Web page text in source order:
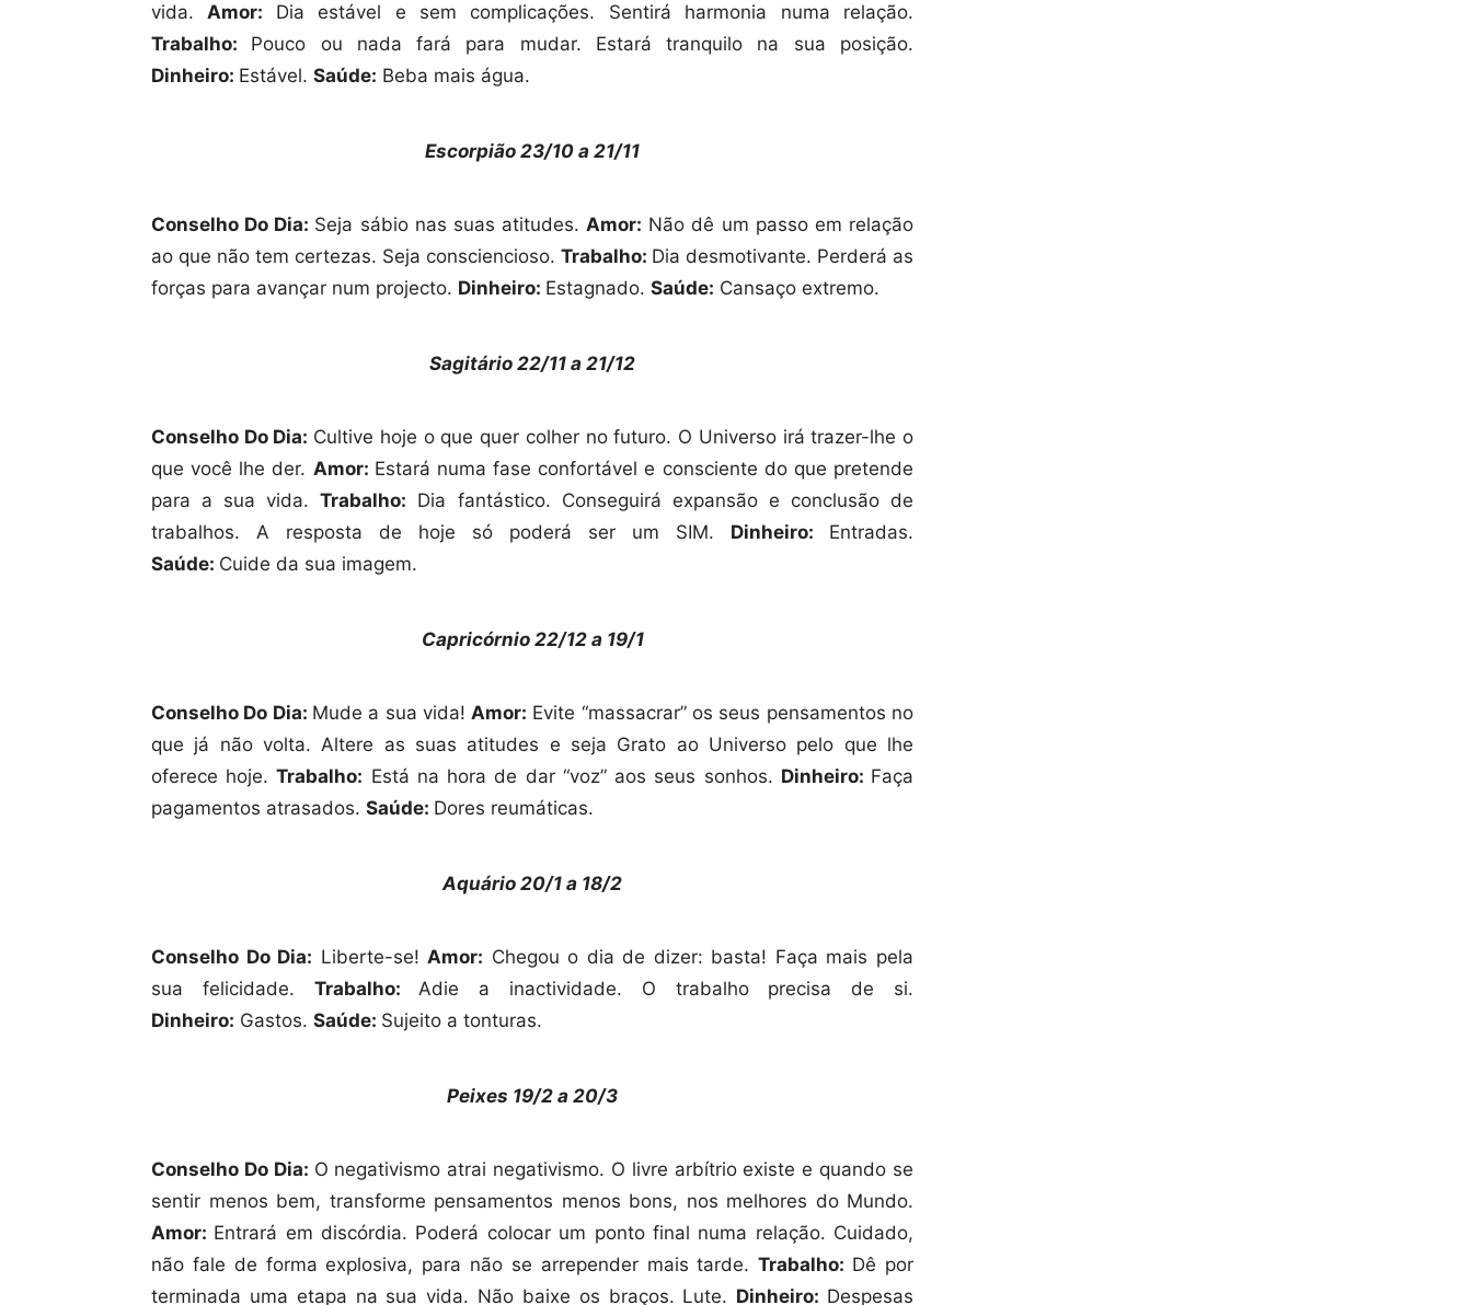
vida.Amor: Dia estável e sem complicações. Sentirá harmonia numa relação.
Trabalho: Pouco ou nada fará para mudar. Estará tranquilo na sua posição.
Dinheiro: Estável. Saúde: Beba mais água.
Escorpião 23/10 a 21/11
Conselho Do Dia: Seja sábio nas suas atitudes.Amor: Não dê um passo em relação
ao que não tem certezas. Seja consciencioso. Trabalho: Dia desmotivante. Perderá as
forças para avançar num projecto. Dinheiro: Estagnado. Saúde: Cansaço extremo.
Sagitário 22/11 a 21/12
Conselho Do Dia: Cultive hoje o que quer colher no futuro. O Universo irá trazer-lhe o
que você lhe der. Amor: Estará numa fase confortável e consciente do que pretende
para a sua vida.Trabalho: Dia fantástico. Conseguirá expansão e conclusão de
trabalhos. A resposta de hoje só poderá ser um SIM. Dinheiro: Entradas.
Saúde: Cuide da sua imagem.
Capricórnio 22/12a 19/1
Conselho Do Dia: Mude a sua vida!Amor: Evite “massacrar” os seus pensamentos no
que já não volta. Altere as suas atitudes e seja Grato ao Universo pelo que lhe
oferece hoje.Trabalho: Está na hora de dar “voz” aos seus sonhos. Dinheiro: Faça
pagamentos atrasados. Saúde: Dores reumáticas.
Aquário 20/1 a 18/2
Conselho Do Dia: Liberte-se!Amor: Chegou o dia de dizer: basta! Faça mais pela
sua felicidade. Trabalho:Adie a inactividade. O trabalho precisa de si.
Dinheiro: Gastos. Saúde: Sujeito a tonturas.
Peixes 19/2 a 20/3
Conselho Do Dia: O negativismo atrai negativismo. O livre arbítrio existe e quando se
sentir menos bem, transforme pensamentos menos bons, nos melhores do Mundo.
Amor: Entrará em discórdia. Poderá colocar um ponto final numa relação. Cuidado,
não fale de forma explosiva, para não se arrepender mais tarde.Trabalho: Dê por
terminada uma etapa na sua vida. Não baixe os braços. Lute. Dinheiro: Despesas